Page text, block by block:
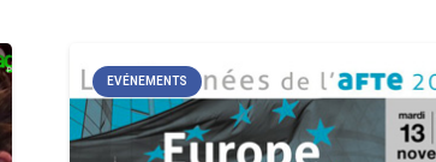
EVÉNEMENTS